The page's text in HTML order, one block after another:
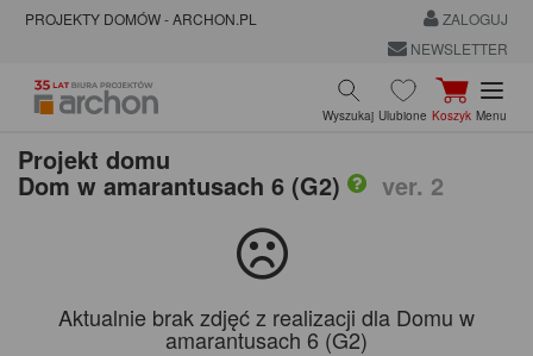
PROJEKTY DOMÓW - ARCHON.PL
ZALOGUJ
NEWSLETTER
Wyszukaj Ulubione Koszyk Menu
Projekt domu
Dom w amarantusach 6 (G2) ver. 2
Aktualnie brak zdjęć z realizacji dla Domu w
amarantusach 6 (G2)